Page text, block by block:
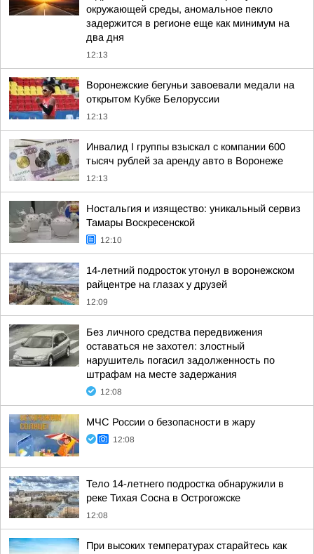
окружающей среды, аномальное пекло
задержится в регионе еще как минимум на
два дня
12:13
Воронежские бегуньи завоевали медали на
открытом Кубке Белоруссии
12:13
Инвалид I группы взыскал с компании 600
тысяч рублей за аренду авто в Воронеже
12:13
Ностальгия и изящество: уникальный сервиз
Тамары Воскресенской
12:10
14-летний подросток утонул в воронежском
райцентре на глазах у друзей
12:09
Без личного средства передвижения
оставаться не захотел: злостный
нарушитель погасил задолженность по
штрафам на месте задержания
12:08
МЧС России о безопасности в жару
12:08
Тело 14-летнего подростка обнаружили в
реке Тихая Сосна в Острогожске
12:08
При высоких температурах старайтесь как